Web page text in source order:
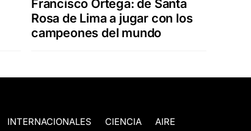
Francisco Ortega: de Santa
Rosa de Lima a jugar con los
campeones del mundo
INTERNACIONALES CIENCIA
AIRE